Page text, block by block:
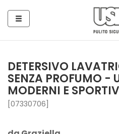
Tutto
per
Piatti
Side
DETERSIVO
SENZA PROFUMO -
MODERNI E
[07330706]